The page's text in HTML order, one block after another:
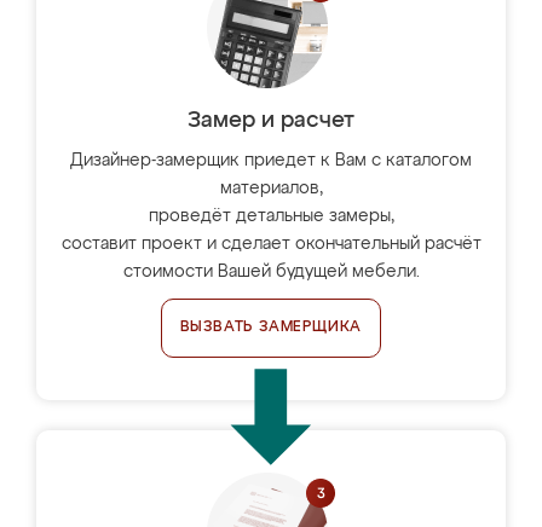
Замер и расчет
Дизайнер-замерщик приедет к Вам с каталогом
материалов,
проведёт детальные замеры,
составит проект и сделает окончательный расчёт
стоимости Вашей будущей мебели.
ВЫЗВАТЬ ЗАМЕРЩИКА